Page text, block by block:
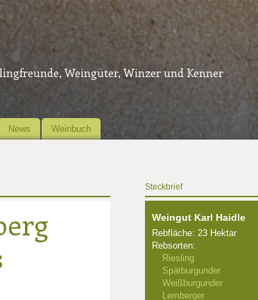
Weingüter, Winzer und Kenner
News Weinbuch
Steckbrief
Weingut Karl Haidle
Rebfläche: 23 Hektar
Rebsorten:
Riesling
Spätburgunder
Weißburgunder
Lemberger